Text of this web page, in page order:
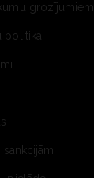
grozījumiem
politika
sankcijām